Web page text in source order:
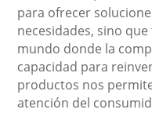
para ofrecer
necesidades, sino
mundo donde la
capacidad para
productos nos
atención del